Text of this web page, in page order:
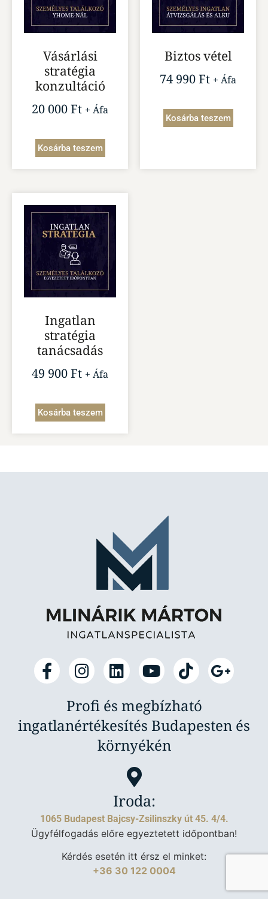
Vásárlási
stratégia
konzultáció
20 000Ft + Áfa
Kosárba teszem
Biztos vétel
74 990Ft + Áfa
Kosárba teszem
Ingatlan
stratégia
tanácsadás
49 900Ft + Áfa
Kosárba teszem
Profi és megbízható
ingatlanértékesítés Budapesten és
környékén
Iroda:
1065 Budapest Bajcsy-Zsilinszky út 45. 4/4.
Ügyfélfogadás előre egyeztetett időpontban!
Kérdés esetén itt érsz el minket:
+36 30 122 0004